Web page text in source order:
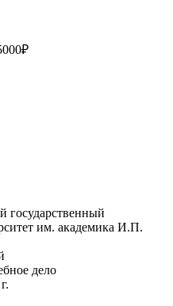
государственный
им. академика И.П.
дело